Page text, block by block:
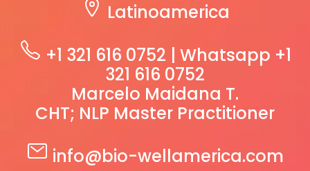
Latinoamerica
+1 321 616 0752 | Whatsapp +1
321 616 0752
Marcelo Maidana T.
CHT; NLP Master Practitioner
info@bio-wellamerica.com